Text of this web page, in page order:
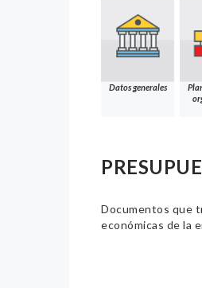
Datos generales
Documentos que
económicas de la